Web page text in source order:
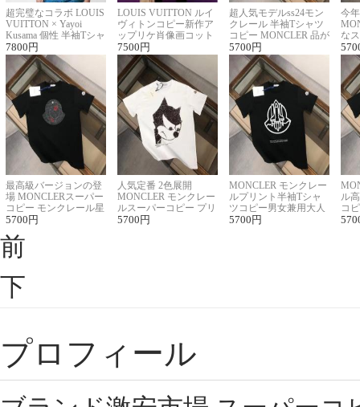
超完璧なコラボ LOUIS
VUITTON × Yayoi
Kusama 個性 半袖Tシャ
ツコピー男女兼用
7800 円
LOUIS VUITTON ルイ
ヴィトンコピー新作ア
ップリケ肖像画コット
ンニット半袖Tシャツ
7500 円
超人気モデルss24モン
クレール 半袖Tシャツ
コピー MONCLER 品が
良く見た目
5700 円
今
な
ル
最高級バージョンの登
場 MONCLERスーパー
コピー モンクレール星
座半袖Tシャツ
5700 円
人気定番 2色展開
MONCLER モンクレー
ルスーパーコピー プリ
ント半袖Tシャツ
5700 円
MONCLER モンクレー
ルプリント半袖Tシャ
ツコピー男女兼用大人
可愛い春夏コーデ
5700 円
ル
コ
ィ
前
下
プロフィール